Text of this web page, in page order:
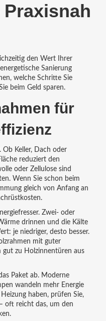
den Wert Ihrer
Sanierung
welche Schritte Sie
beim Geld sparen.
für
Keller, Dach oder
reduziert den
oder Zellulose sind
Wenn Sie schon beim
gleich von Anfang an
Zwei- oder
drinnen und die Kälte
je niedriger, desto besser.
mit guter
gut zu Holzinnentüren aus
Paket ab. Moderne
wandeln mehr Energie
haben, prüfen Sie,
oft reicht das, um den